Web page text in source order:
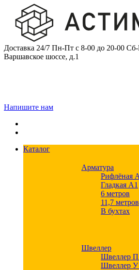
content
Доставка 24/7 Пн-Пт с 8-00 до 20-00 Сб-
Варшавское шоссе, д.1
Напишите нам
Каталог
Арматура
Рифлёная
Гладкая А1
6 метров
11,7 метров
В бухтах
Швеллер
Швеллер П
Швеллер У